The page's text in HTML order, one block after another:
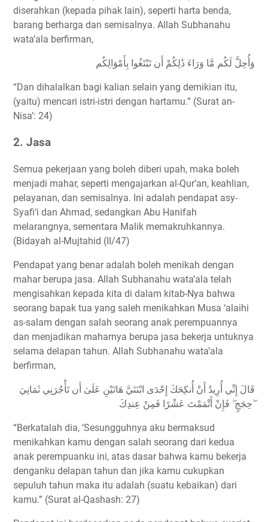
diserahkan (kepada pihak lain), seperti harta benda,
barang berharga dan semisalnya. Allah Subhanahu
wata’ala berfirman,
وَأُحِلَّ لَكُم مَّا وَرَاءَ ذَٰلِكُمْ أَن تَبْتَغُوا بِأَمْوَالِكُم
“Dan dihalalkan bagi kalian selain yang demikian itu,
(yaitu) mencari istri-istri dengan hartamu.” (Surat an-
Nisa’: 24)
2. Jasa
Semua pekerjaan yang boleh diberi upah, maka boleh
menjadi mahar, seperti mengajarkan al-Qur’an, keahlian,
pelayanan, dan semisalnya. Ini adalah pendapat asy-
Syafi‘i dan Ahmad, sedangkan Abu Hanifah
melarangnya, sementara Malik memakruhkannya.
(Bidayah al-Mujtahid (II/47)
Pendapat yang benar adalah boleh menikah dengan
mahar berupa jasa. Allah Subhanahu wata’ala telah
mengisahkan kepada kita di dalam kitab-Nya bahwa
seorang bapak tua yang saleh menikahkan Musa ‘alaihi
as-salam dengan salah seorang anak perempuannya
dan menjadikan maharnya berupa jasa bekerja untuknya
selama delapan tahun. Allah Subhanahu wata’ala
berfirman,
قَالَ إِنِّي أُرِيدُ أَنْ أُنكِحَكَ إِحْدَى ابْنَتَيَّ هَاتَيْنِ عَلَىٰ أَن تَأْجُرَنِي ثَمَانِيَ
حِجَجٍ ۖ فَإِنْ أَتْمَمْتَ عَشْرًا فَمِنْ عِندِكَ ۖ
“Berkatalah dia, ‘Sesungguhnya aku bermaksud
menikahkan kamu dengan salah seorang dari kedua
anak perempuanku ini, atas dasar bahwa kamu bekerja
denganku delapan tahun dan jika kamu cukupkan
sepuluh tahun maka itu adalah (suatu kebaikan) dari
kamu.” (Surat al-Qashash: 27)